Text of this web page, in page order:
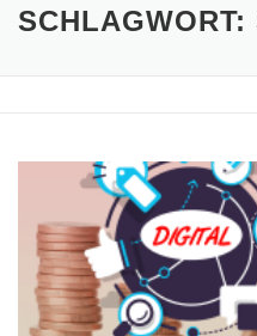
HOME DIGITALES
SCHLAGWORT: